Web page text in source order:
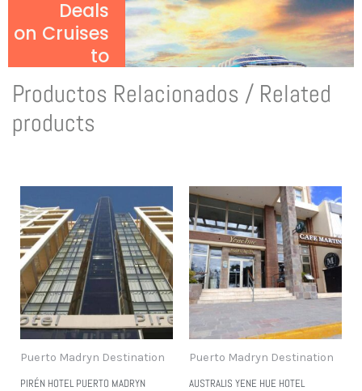
Deals
on Cruises
to
Antarctica!
Click Here
to Discover
Productos Relacionados / Related
products
Puerto Madryn Destination
PIRÉN HOTEL PUERTO MADRYN
Puerto Madryn Destination
AUSTRALIS YENE HUE HOTEL